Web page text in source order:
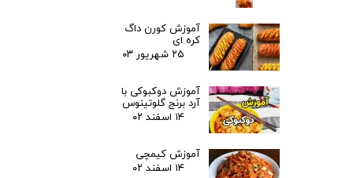
آموزش کورن داگ
کره ای
۲۵ شهریور ۰۳
آموزش دوکبوکی با
آرد برنج گلوتینوس
۱۴ اسفند ۰۲
آموزش کیمچی
۱۴ اسفند ۰۲